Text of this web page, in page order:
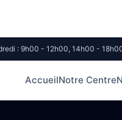
: 9h00 - 12h00, 14h00 -
AccueilNotre Centre